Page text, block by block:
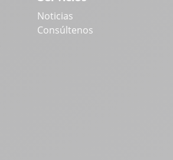
Noticias
Consúltenos